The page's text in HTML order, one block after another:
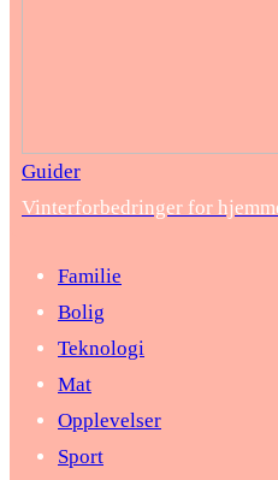
Guider
Vinterforbedringer for
Familie
Bolig
Teknologi
Mat
Opplevelser
Sport